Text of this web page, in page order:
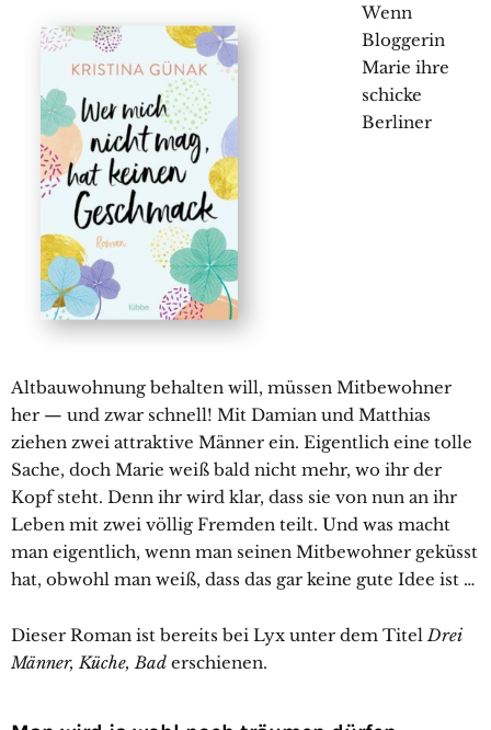
Wenn
Bloggerin
Marie ihre
schicke
Berliner
Altbauwohnung behalten will, müssen Mitbewohner
her — und zwar schnell! Mit Damian und Matthias
ziehen zwei attraktive Männer ein. Eigentlich eine tolle
Sache, doch Marie weiß bald nicht mehr, wo ihr der
Kopf steht. Denn ihr wird klar, dass sie von nun an ihr
Leben mit zwei völlig Fremden teilt. Und was macht
man eigentlich, wenn man seinen Mitbewohner geküsst
hat, obwohl man weiß, dass das gar keine gute Idee ist …
Dieser Roman ist bereits bei Lyx unter dem Titel Drei
Männer, Küche, Bad erschienen.